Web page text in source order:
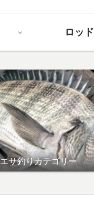
ロッド
エサ釣りカテゴリー